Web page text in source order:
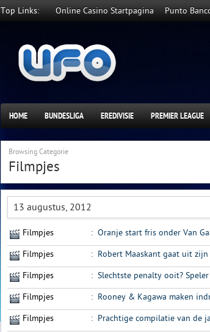
Top Links: Online Casino Startpagina Punto
HOME BUNDESLIGA EREDIVISIE PREMIER LEAGUE
Browsing Categorie
Filmpjes
13 augustus, 2012
Filmpjes : Oranje start fris onder Van
Filmpjes : Robert Maaskant gaat uit
Filmpjes : Slechtste penalty ooit?
Filmpjes : Rooney & Kagawa maken
Filmpjes : Prachtige compilatie van de